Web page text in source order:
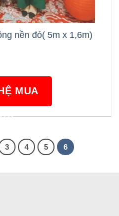
nền đỏ( 5m x 1,6m)
MUA
3 4 5 6